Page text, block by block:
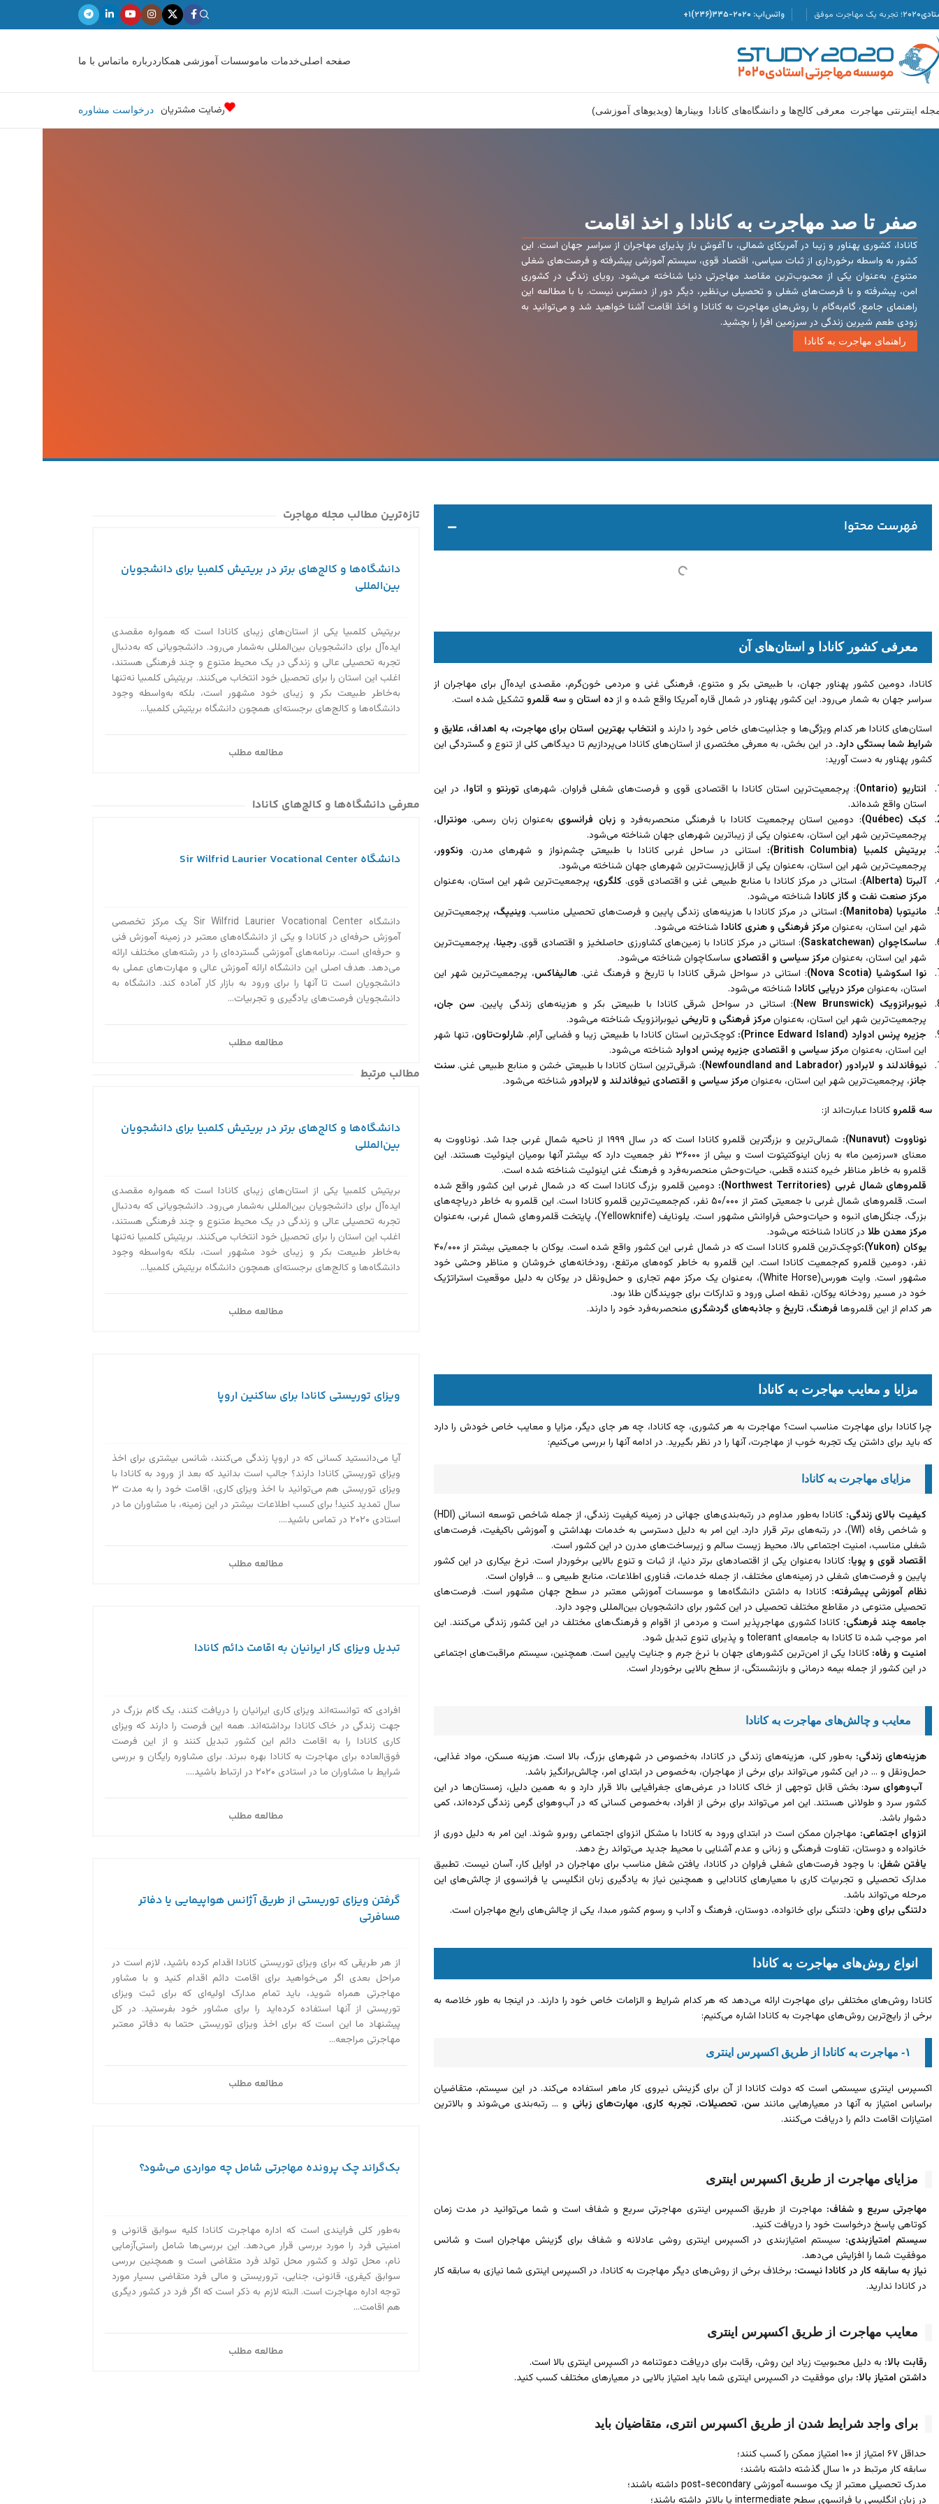
تجربه یک مهاجرت موفق واتس‌اپ: ۲۰۲۰-۳۳۵(۲۳۶)۱+
صفحه اصلیخدمات ماموسسات آموزشی همکار درباره ماتماس با ما
اینترنتی مهاجرت معرفی کالج‌ها و دانشگاه‌های کانادا وبینارها (ویدیوهای آموزشی) رضایت مشتریان درخواست مشاوره
صفر تا صد مهاجرت به کانادا و اخذ اقامت
کانادا، کشوری پهناور و زیبا در آمریکای شمالی، با آغوش باز پذیرای مهاجران از سراسر جهان است. این
کشور به واسطه برخورداری از ثبات سیاسی، اقتصاد قوی، سیستم آموزشی پیشرفته و فرصت‌های شغلی
متنوع، به‌عنوان یکی از محبوب‌ترین مقاصد مهاجرتی دنیا شناخته می‌شود. رویای زندگی در کشوری
امن، پیشرفته و با فرصت‌های شغلی و تحصیلی بی‌نظیر، دیگر دور از دسترس نیست. با با مطالعه این
راهنمای جامع، گام‌به‌گام با روش‌های مهاجرت به کانادا و اخذ اقامت آشنا خواهید شد و می‌توانید به
زودی طعم شیرین زندگی در سرزمین افرا را بچشید.
راهنمای مهاجرت به کانادا
فهرست محتوا
معرفی کشور کانادا و استان‌های آن
کانادا، دومین کشور پهناور جهان، با طبیعتی بکر و متنوع، فرهنگی غنی و مردمی خون‌گرم، مقصدی ایده‌آل برای مهاجران از
سراسر جهان به شمار می‌رود. این کشور پهناور در شمال قاره آمریکا واقع شده و ازده استان وسه قلمرو تشکیل شده است.
استان‌های کانادا هر کدام ویژگی‌ها و جذابیت‌های خاص خود را دارند و انتخاب بهترین استان برای مهاجرت، به اهداف، علایق و
شرایط شما بستگی دارد. در این بخش، به معرفی مختصری از استان‌های کانادا می‌پردازیم تا دیدگاهی کلی از تنوع و گستردگی این
کشور پهناور به دست آورید:
انتاریو (Ontario)
: پرجمعیت‌ترین استان کانادا با اقتصادی قوی و فرصت‌های شغلی فراوان. شهرهای تورنتو و اتاوا، در این
استان واقع شده‌اند.
کبک (Québec)
: دومین استان پرجمعیت کانادا با فرهنگی منحصر‌به‌فرد و زبان فرانسوی به‌عنوان زبان رسمی.مونترال،
پرجمعیت‌ترین شهر این استان، به‌عنوان یکی از زیباترین شهرهای جهان شناخته می‌شود.
بریتیش کلمبیا (British Columbia)
: استانی در ساحل غربی کانادا با طبیعتی چشم‌نواز و شهرهای مدرن. ونکوور،
پرجمعیت‌ترین شهر این استان، به‌عنوان یکی از قابل‌زیست‌ترین شهرهای جهان شناخته می‌شود.
آلبرتا (Alberta)
: استانی در مرکز کانادا با منابع طبیعی غنی و اقتصادی قوی. کلگری، پرجمعیت‌ترین شهر این استان، به‌عنوان
مرکز صنعت نفت و گاز کانادا شناخته می‌شود.
مانیتوبا (Manitoba):
استانی در مرکز کانادا با هزینه‌های زندگی پایین و فرصت‌های تحصیلی مناسب. وینیپگ، پرجمعیت‌ترین
شهر این استان، به‌عنوانمرکز فرهنگی و هنری کانادا شناخته می‌شود.
ساسکاچوان (Saskatchewan)
: استانی در مرکز کانادا با زمین‌های کشاورزی حاصلخیز و اقتصادی قوی.رجینا، پرجمعیت‌ترین
شهر این استان، به‌عنوانمرکز سیاسی و اقتصادی ساسکاچوان شناخته می‌شود.
نوا اسکوشیا (Nova Scotia)
: استانی در سواحل شرقی کانادا با تاریخ و فرهنگ غنی. هالیفاکس، پرجمعیت‌ترین شهر این
استان، به‌عنوانمرکز دریایی کانادا شناخته می‌شود.
نیوبرانزویک (New Brunswick)
: استانی در سواحل شرقی کانادا با طبیعتی بکر و هزینه‌های زندگی پایین. سن جان،
پرجمعیت‌ترین شهر این استان، به‌عنوانمرکز فرهنگی و تاریخی نیوبرانزویک شناخته می‌شود.
جزیره پرنس ادوارد (Prince Edward Island):
کوچک‌ترین استان کانادا با طبیعتی زیبا و فضایی آرام. شارلوت‌تاون، تنها شهر
این استان، به‌عنوان مرکز سیاسی و اقتصادی جزیره پرنس ادوارد شناخته می‌شود.
نیوفاندلند و لابرادور (Newfoundland and Labrador)
: شرقی‌ترین استان کانادا با طبیعتی خشن و منابع طبیعی غنی.سنت
جانز، پرجمعیت‌ترین شهر این استان، به‌عنوانمرکز سیاسی و اقتصادی نیوفاندلند و لابرادور شناخته می‌شود.
سه قلمرو کانادا عبارت‌اند از:
نوناووت (Nunavut):
شمالی‌ترین و بزرگترین قلمرو کانادا است که در سال ۱۹۹۹ از ناحیه شمال غربی جدا شد. نوناووت به
معنای «سرزمین ما» به زبان اینوکتیتوت است و بیش از ۳۶۰۰۰ نفر جمعیت دارد که بیشتر آنها بومیان اینوئیت هستند. این
قلمرو به خاطر مناظر خیره کننده قطبی، حیات‌وحش منحصر‌به‌فرد و فرهنگ غنی اینوئیت شناخته شده است.
قلمروهای شمال غربی (Northwest Territories):
دومین قلمرو بزرگ کانادا است که در شمال غربی این کشور واقع شده
است. قلمروهای شمال غربی با جمعیتی کمتر از ۵۰/۰۰۰ نفر، کم‌جمعیت‌ترین قلمرو کانادا است. این قلمرو به خاطر دریاچه‌های
بزرگ، جنگل‌های انبوه و حیات‌وحش فراوانش مشهور است. یلونایف (Yellowknife)، پایتخت قلمروهای شمال غربی، به‌عنوان
مرکز معدن طلا در کانادا شناخته می‌شود.
یوکان (Yukon):
کوچک‌ترین قلمرو کانادا است که در شمال غربی این کشور واقع شده است. یوکان با جمعیتی بیشتر از ۴۰/۰۰۰
نفر، دومین قلمرو کم‌جمعیت کانادا است. این قلمرو به خاطر کوه‌های مرتفع، رودخانه‌های خروشان و مناظر وحشی خود
مشهور است. وایت هورس(White Horse)، به‌عنوان یک مرکز مهم تجاری و حمل‌و‌نقل در یوکان به دلیل موقعیت استراتژیک
خود در مسیر رودخانه یوکان، نقطه اصلی ورود و تدارکات برای جویندگان طلا بود.
هر کدام از این قلمروها فرهنگ، تاریخ و جاذبه‌های گردشگری منحصربه‌فرد خود را دارند.
مزایا و معایب مهاجرت به کانادا
چرا کانادا برای مهاجرت مناسب است؟ مهاجرت به هر کشوری، چه کانادا، چه هر جای دیگر، مزایا و معایب خاص خودش را دارد
که باید برای داشتن یک تجربه خوب از مهاجرت، آنها را در نظر بگیرید. در ادامه آنها را بررسی می‌کنیم:‌
مزایای مهاجرت به کانادا
کیفیت بالای زندگی:
کانادا به‌طور مداوم در رتبه‌بندی‌های جهانی در زمینه کیفیت زندگی، از جمله شاخص توسعه انسانی (HDI)
و شاخص رفاه (WI)، در رتبه‌های برتر قرار دارد. این امر به دلیل دسترسی به خدمات بهداشتی و آموزشی باکیفیت، فرصت‌های
شغلی مناسب، امنیت اجتماعی بالا، محیط زیست سالم و زیرساخت‌های مدرن در این کشور است.
اقتصاد قوی و پویا: کانادا به‌عنوان یکی از اقتصادهای برتر دنیا، از ثبات و تنوع بالایی برخوردار است. نرخ بیکاری در این کشور
پایین و فرصت‌های شغلی در زمینه‌های مختلف، از جمله خدمات، فناوری اطلاعات، منابع طبیعی و … فراوان است.
نظام آموزشی پیشرفته:کانادا به داشتن دانشگاه‌ها و موسسات آموزشی معتبر در سطح جهان مشهور است. فرصت‌های
تحصیلی متنوعی در مقاطع مختلف تحصیلی در این کشور برای دانشجویان بین‌المللی وجود دارد.
جامعه چند فرهنگی: کانادا کشوری مهاجرپذیر است و مردمی از اقوام و فرهنگ‌های مختلف در این کشور زندگی می‌کنند. این
امر موجب شده تا کانادا به جامعه‌ای tolerant و پذیرای تنوع تبدیل شود.
امنیت و رفاه: کانادا یکی از امن‌ترین کشورهای جهان با نرخ جرم و جنایت پایین است. همچنین، سیستم مراقبت‌های اجتماعی
در این کشور از جمله بیمه درمانی و بازنشستگی، از سطح بالایی برخوردار است.
معایب و چالش‌های مهاجرت به کانادا
هزینه‌های زندگی: به‌طور کلی، هزینه‌های زندگی در کانادا، به‌خصوص در شهرهای بزرگ، بالا است. هزینه مسکن، مواد غذایی،
حمل‌و‌نقل و … در این کشور می‌تواند برای برخی از مهاجران، به‌خصوص در ابتدای امر، چالش‌برانگیز باشد.
آب‌و‌هوای سرد: بخش قابل توجهی از خاک کانادا در عرض‌های جغرافیایی بالا قرار دارد و به همین دلیل، زمستان‌ها در این
کشور سرد و طولانی هستند. این امر می‌تواند برای برخی از افراد، به‌خصوص کسانی که در آب‌و‌هوای گرمی زندگی کرده‌اند، کمی
دشوار باشد.
انزوای اجتماعی: مهاجران ممکن است در ابتدای ورود به کانادا با مشکل انزوای اجتماعی روبرو شوند. این امر به دلیل دوری از
خانواده و دوستان، تفاوت فرهنگی و زبانی و عدم آشنایی با محیط جدید می‌تواند رخ دهد.
یافتن شغل: با وجود فرصت‌های شغلی فراوان در کانادا، یافتن شغل مناسب برای مهاجران در اوایل کار، آسان نیست. تطبیق
مدارک تحصیلی و تجربیات کاری با معیارهای کانادایی و همچنین نیاز به یادگیری زبان انگلیسی یا فرانسوی از چالش‌های این
مرحله می‌تواند باشد.
دلتنگی برای وطن: دلتنگی برای خانواده، دوستان، فرهنگ و آداب و رسوم کشور مبدا، یکی از چالش‌های رایج مهاجران است.
انواع روش‌های مهاجرت به کانادا
کانادا روش‌های مختلفی برای مهاجرت ارائه می‌دهد که هر کدام شرایط و الزامات خاص خود را دارند. در اینجا به طور خلاصه به
برخی از رایج‌ترین روش‌های مهاجرت به کانادا اشاره می‌کنیم:
۱- مهاجرت به کانادا از طریق اکسپرس اینتری
اکسپرس اینتری سیستمی است که دولت کانادا از آن برای گزینش نیروی کار ماهر استفاده می‌کند. در این سیستم، متقاضیان
براساس امتیاز به آنها در معیارهایی مانند سن، تحصیلات، تجربه کاری،مهارت‌های زبانی و … رتبه‌بندی می‌شوند و بالاترین
امتیازات اقامت دائم را دریافت می‌کنند.
مزایای مهاجرت از طریق اکسپرس اینتری
مهاجرتی سریع و شفاف: مهاجرت از طریق اکسپرس اینتری مهاجرتی سریع و شفاف است و شما می‌توانید در مدت زمان
کوتاهی پاسخ درخواست خود را دریافت کنید.
سیستم امتیازبندی: سیستم امتیازبندی در اکسپرس اینتری روشی عادلانه و شفاف برای گزینش مهاجران است و شانس
موفقیت شما را افزایش می‌دهد.
نیاز به سابقه کار در کانادا نیست: برخلاف برخی از روش‌های دیگر مهاجرت به کانادا، در اکسپرس اینتری شما نیازی به سابقه کار
در کانادا ندارید.
معایب مهاجرت از طریق اکسپرس اینتری
رقابت بالا: به دلیل محبوبیت زیاد این روش، رقابت برای دریافت دعوتنامه در اکسپرس اینتری بالا است.
داشتن امتیاز بالا: برای موفقیت در اکسپرس اینتری شما باید امتیاز بالایی در معیارهای مختلف کسب کنید.
برای واجد شرایط شدن از طریق اکسپرس انتری، متقاضیان باید
حداقل ۶۷ امتیاز از ۱۰۰ امتیاز ممکن را کسب کنند؛
سابقه کار مرتبط در ۱۰ سال گذشته داشته باشند؛
مدرک تحصیلی معتبر از یک موسسه آموزشی post-secondary داشته باشند؛
در زبان انگلیسی یا فرانسوی سطح intermediate یا بالاتر داشته باشند؛
تازه‌ترین مطالب مجله مهاجرت
دانشگاه‌ها و کالج‌های برتر در بریتیش کلمبیا برای دانشجویان
بین‌المللی
بریتیش کلمبیا یکی از استان‌های زیبای کانادا است که همواره مقصدی
ایده‌آل برای دانشجویان بین‌المللی به‌‌شمار می‌رود. دانشجویانی که به‌دنبال
تجربه تحصیلی عالی و زندگی در یک محیط متنوع و چند فرهنگی هستند،
اغلب این استان را برای تحصیل خود انتخاب می‌کنند. بریتیش کلمبیا نه‌تنها
به‌خاطر طبیعت بکر و زیبای خود مشهور است، بلکه به‌واسطه وجود
دانشگاه‌ها و کالج‌های برجسته‌ای همچون دانشگاه بریتیش کلمبیا...
مطالعه مطلب
معرفی دانشگاه‌ها و کالج‌های کانادا
دانشگاه Sir Wilfrid Laurier Vocational Center
دانشگاه Sir Wilfrid Laurier Vocational Center یک مرکز تخصصی
آموزش حرفه‌ای در کانادا و یکی از دانشگاه‌های معتبر در زمینه آموزش فنی
و حرفه‌ای است. برنامه‌های آموزشی گسترده‌ای را در رشته‌های مختلف ارائه
می‌دهد. هدف اصلی این دانشگاه ارائه آموزش عالی و مهارت‌های عملی به
دانشجویان است تا آنها را برای ورود به بازار کار آماده کند. دانشگاه به
دانشجویان فرصت‌های یادگیری و تجربیات...
مطالعه مطلب
مطالب مرتبط
دانشگاه‌ها و کالج‌های برتر در بریتیش کلمبیا برای دانشجویان
بین‌المللی
بریتیش کلمبیا یکی از استان‌های زیبای کانادا است که همواره مقصدی
ایده‌آل برای دانشجویان بین‌المللی به‌‌شمار می‌رود. دانشجویانی که به‌دنبال
تجربه تحصیلی عالی و زندگی در یک محیط متنوع و چند فرهنگی هستند،
اغلب این استان را برای تحصیل خود انتخاب می‌کنند. بریتیش کلمبیا نه‌تنها
به‌خاطر طبیعت بکر و زیبای خود مشهور است، بلکه به‌واسطه وجود
دانشگاه‌ها و کالج‌های برجسته‌ای همچون دانشگاه بریتیش کلمبیا...
مطالعه مطلب
ویزای توریستی کانادا برای ساکنین اروپا
آیا می‌دانستید کسانی که در اروپا زندگی می‌کنند، شانس بیشتری برای اخذ
ویزای توریستی کانادا دارند؟ جالب است بدانید که بعد از ورود به کانادا با
ویزای توریستی هم می‌توانید با اخذ ویزای کاری، اقامت خود را به مدت ۳
سال تمدید کنید! برای کسب اطلاعات بیشتر در این زمینه، با مشاوران ما در
استادی ۲۰۲۰ در تماس باشید....
مطالعه مطلب
تبدیل ویزای کار ایرانیان به اقامت دائم کانادا
افرادی که توانسته‌اند ویزای کاری ایرانیان را دریافت کنند، یک گام بزرگ در
جهت زندگی در خاک کانادا برداشته‌اند. همه این فرصت را دارند که ویزای
کاری کانادا را به اقامت دائم این کشور تبدیل کنند و از این فرصت
فوق‌العاده برای مهاجرت به کانادا بهره ببرند. برای مشاوره رایگان و بررسی
شرایط با مشاوران ما در استادی ۲۰۲۰ در ارتباط باشید....
مطالعه مطلب
گرفتن ویزای توریستی از طریق آژانس هواپیمایی یا دفاتر
مسافرتی
از هر طریقی که برای ویزای توریستی کانادا اقدام کرده باشید، لازم است در
مراحل بعدی اگر می‌خواهید برای اقامت دائم اقدام کنید و با مشاور
مهاجرتی همراه شوید، باید تمام مدارک اولیه‌ای که برای ثبت ویزای
توریستی از آنها استفاده کرده‌اید را برای مشاور خود بفرستید. در کل
پیشنهاد ما این است که برای اخذ ویزای توریستی حتما به دفاتر معتبر
مهاجرتی مراجعه...
مطالعه مطلب
بک‌گراند چک پرونده مهاجرتی شامل چه مواردی می‌شود؟
به‌طور کلی فرایندی است که اداره مهاجرت کانادا کلیه سوابق قانونی و
امنیتی فرد را مورد بررسی قرار می‌دهد. این بررسی‌ها شامل راستی‌آزمایی
نام، محل تولد و کشور محل تولد فرد متقاضی است و همچنین بررسی
سوابق کیفری، قانونی، جنایی، تروریستی و مالی فرد متقاضی بسیار مورد
توجه اداره مهاجرت است. البته لازم به ذکر است که اگر فرد در کشور دیگری
هم اقامت...
مطالعه مطلب